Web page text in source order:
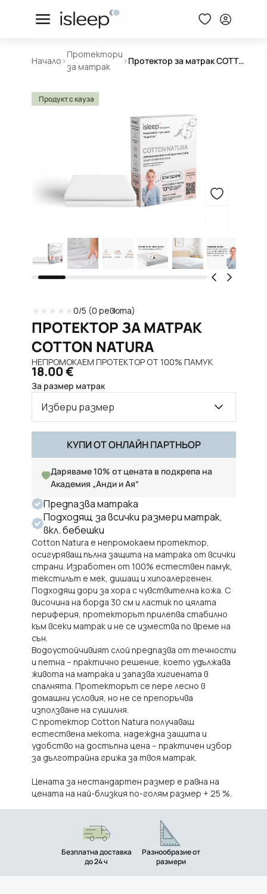
Начало >
Протектори
за матрак
> Протектор за матрак COTTON NATURA
Продукт с кауза
★ ★ ★ ★ ★0/5 (0 ревюта)
ПРОТЕКТОР ЗА МАТРАК
COTTON NATURA
НЕПРОМОКАЕМ ПРОТЕКТОР ОТ 100% ПАМУК
18.00€
За размер матрак
Избери размер
КУПИ ОТ ОНЛАЙН ПАРТНЬОР
Даряваме 10% от цената в подкрепа на
Академия „Анди и Ая“
Предпазва матрака
Подходящ за всички размери матрак,
вкл. бебешки
Cotton Natura е непромокаем протектор,
осигуряващ пълна защита на матрака от всички
страни. Изработен от 100% естествен памук,
текстилът е мек, дишащ и хипоалергенен.
Подходящ дори за хора с чувствителна кожа. С
височина на борда 30 см и ластик по цялата
периферия, протекторът прилепва стабилно
към всеки матрак и не се измества по време на
сън.
Водоустойчивият слой предпазва от течности
и петна – практично решение, което удължава
живота на матрака и запазва хигиената в
спалнята. Протекторът се пере лесно в
домашни условия, но не се препоръчва
използване на сушилня.
С протектор Cotton Natura получаваш
естествена мекота, надеждна защита и
удобство на достъпна цена – практичен избор
за дълготрайна грижа за твоя матрак.
Цената за нестандартен размер е равна на
цената на най-близкия по-голям размер + 25 %.
Безплатна доставка
до 24 ч
Разнообразие от
размери